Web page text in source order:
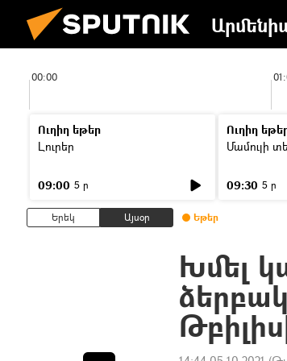
00:00
Ուղիղ եթեր
Լուրեր
09:00 5 ր
Ուղիղ
Մամուլի
09:30 5 ր
Երեկ Այսօր Եթեր
Խմել